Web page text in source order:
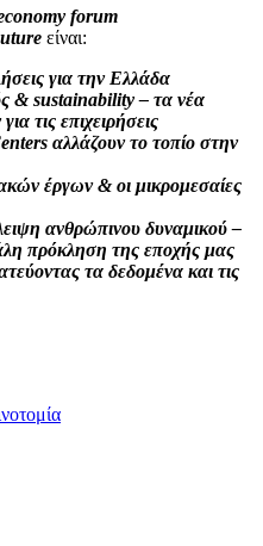
forum
είναι:
για την Ελλάδα
& sustainability – τα νέα
τις επιχειρήσεις
αλλάζουν το τοπίο στην
έργων & οι μικρομεσαίες
ανθρώπινου δυναμικού –
πρόκληση της εποχής μας
τα δεδομένα και τις